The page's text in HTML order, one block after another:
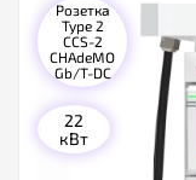
Розетка
Type 2
CCS-2
CHAdeMO
Gb/T-DC
22
кВт